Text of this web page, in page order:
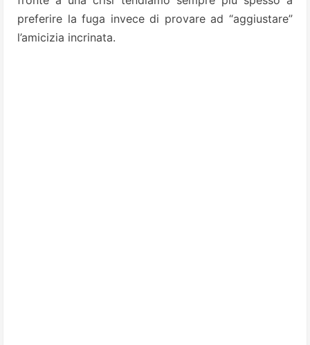
preferire la fuga invece di provare ad “aggiustare”
l’amicizia incrinata.